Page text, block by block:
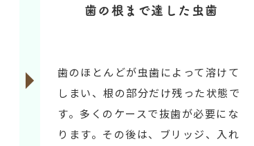
歯の根まで達した虫歯
歯のほとんどが虫歯によって溶けて
しまい、根の部分だけ残った状態で
す。多くのケースで抜歯が必要にな
ります。その後は、ブリッジ、入れ